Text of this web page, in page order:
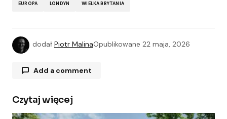
EUROPA LONDYN WIELKA BRYTANIA
dodał Piotr MalinaOpublikowane 22 maja, 2026
Add a comment
Twój adres e-mail nie zostanie opublikowany.
Czytaj więcej